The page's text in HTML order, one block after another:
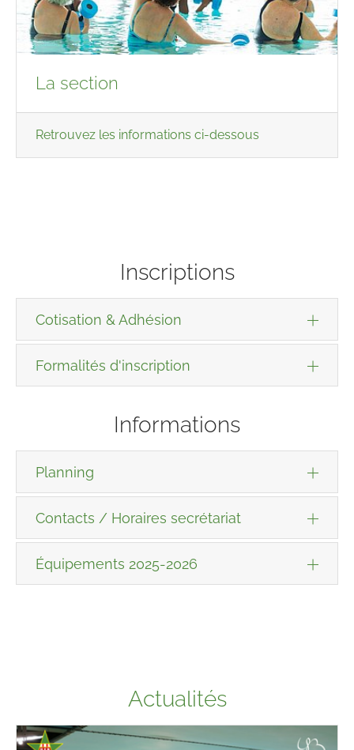
La section
⁣Retrouvez les informations ci-dessous
Inscriptions
Cotisation & Adhésion
Formalités d'inscription
Informations
Planning
Contacts / Horaires secrétariat
Équipements 2025-2026
Actualités